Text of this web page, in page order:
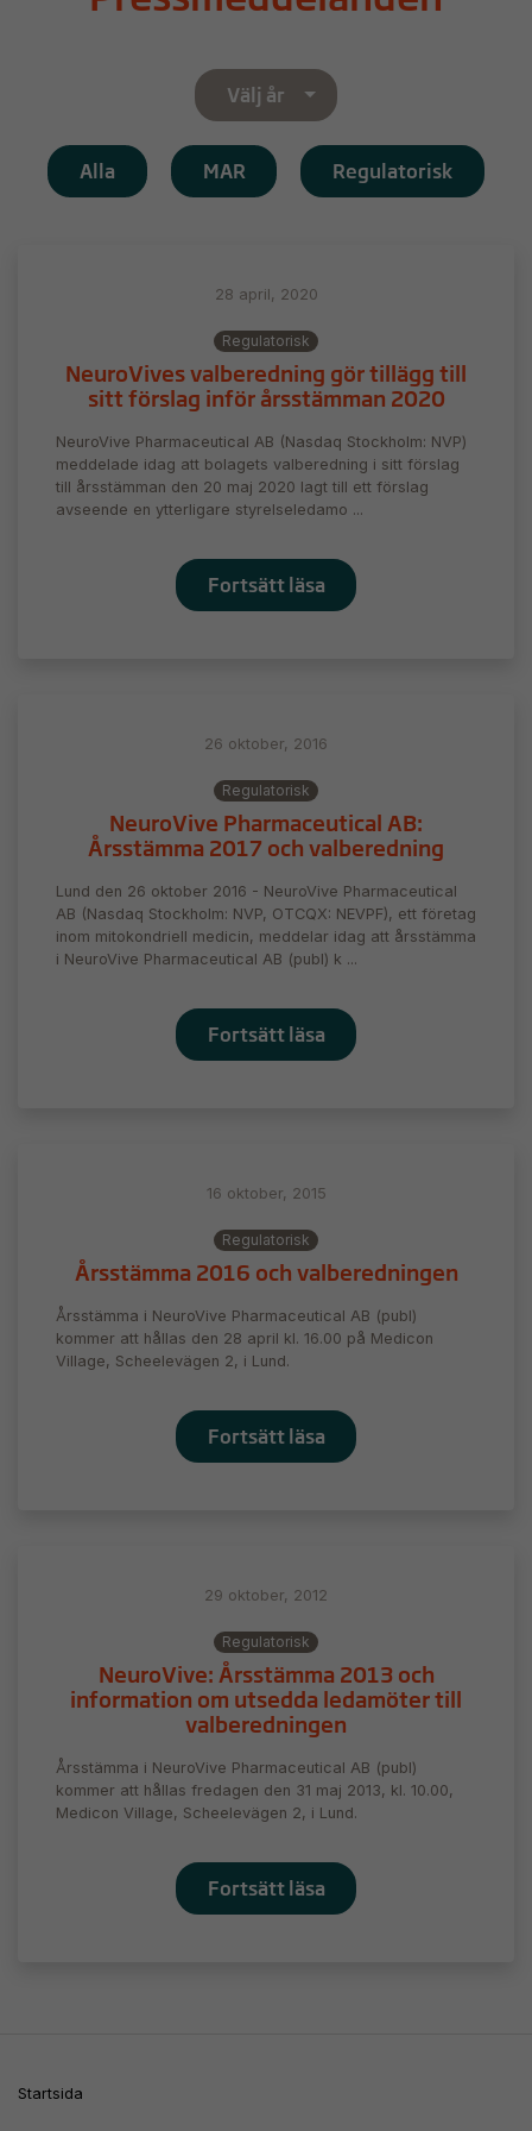
Välj år
Alla MAR Regulatorisk
28 april, 2020
Regulatorisk
NeuroVives valberedning gör tillägg till
sitt förslag inför årsstämman 2020
NeuroVive Pharmaceutical AB (Nasdaq Stockholm: NVP)
meddelade idag att bolagets valberedning i sitt förslag
till årsstämman den 20 maj 2020 lagt till ett förslag
avseende en ytterligare styrelseledamo ...
Fortsätt läsa
26 oktober, 2016
Regulatorisk
NeuroVive Pharmaceutical AB:
Årsstämma 2017 och valberedning
Lund den 26 oktober 2016 - NeuroVive Pharmaceutical
AB (Nasdaq Stockholm: NVP, OTCQX: NEVPF), ett företag
inom mitokondriell medicin, meddelar idag att årsstämma
i NeuroVive Pharmaceutical AB (publ) k ...
Fortsätt läsa
16 oktober, 2015
Regulatorisk
Årsstämma 2016 och valberedningen
Årsstämma i NeuroVive Pharmaceutical AB (publ)
kommer att hållas den 28 april kl. 16.00 på Medicon
Village, Scheelevägen 2, i Lund.
Fortsätt läsa
29 oktober, 2012
Regulatorisk
NeuroVive: Årsstämma 2013 och
information om utsedda ledamöter till
valberedningen
Årsstämma i NeuroVive Pharmaceutical AB (publ)
kommer att hållas fredagen den 31 maj 2013, kl. 10.00,
Medicon Village, Scheelevägen 2, i Lund.
Fortsätt läsa
Startsida